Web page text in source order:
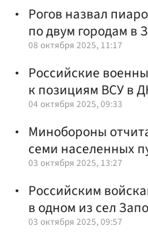
Рогов назвал
по двум городам в
08 октября 2025, 11:17
Российские
к позициям ВСУ в
04 октября 2025, 09:33
Минобороны
семи населенных
03 октября 2025, 13:27
Российским
в одном из сел
03 октября 2025, 09:57